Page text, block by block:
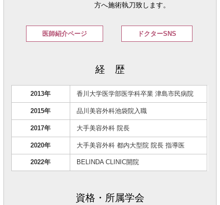
方へ施術執刀致します。
医師紹介ページ ドクターSNS
経 歴
2013年 香川大学医学部医学科卒業 津島市民病院
2015年 品川美容外科池袋院入職
2017年 大手美容外科 院長
2020年 大手美容外科 都内大型院 院長 指導医
2022年 BELINDA CLINIC開院
資格・所属学会